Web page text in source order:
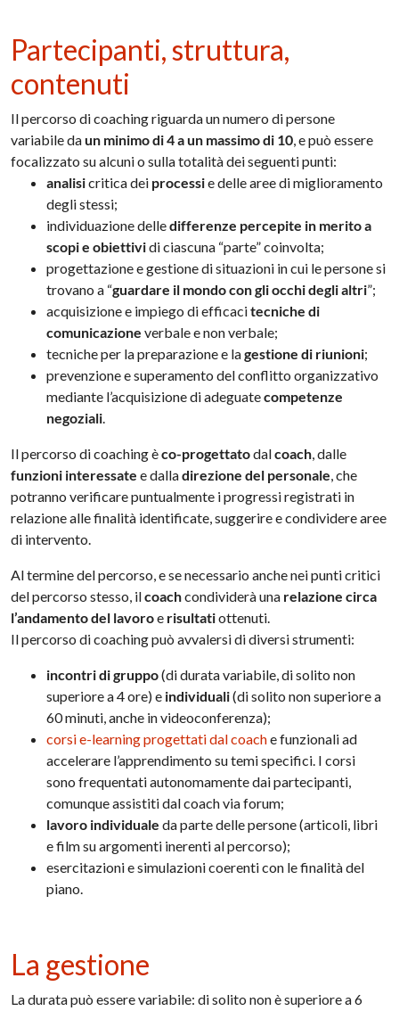
Partecipanti, struttura,
contenuti
Il percorso di coaching riguarda un numero di persone
variabile daun minimo di 4 a un massimo di 10, e può essere
focalizzato su alcuni o sulla totalità dei seguenti punti:
analisicritica dei processie delle aree di miglioramento
degli stessi;
individuazione delledifferenze percepite in merito a
scopi e obiettividi ciascuna “parte” coinvolta;
progettazione e gestione di situazioni in cui le persone si
trovano a “guardare il mondo con gli occhi degli altri”;
acquisizione e impiego di efficacitecniche di
comunicazione verbale e non verbale;
tecniche per la preparazione e lagestione di riunioni;
prevenzione e superamento del conflitto organizzativo
mediante l’acquisizione di adeguatecompetenze
negoziali.
Il percorso di coaching èco-progettatodalcoach, dalle
funzioni interessate e dalladirezione del personale, che
potranno verificare puntualmente i progressi registrati in
relazione alle finalità identificate, suggerire e condividere aree
di intervento.
Al termine del percorso, e se necessario anche nei punti critici
del percorso stesso, ilcoachcondividerà una relazione circa
l’andamento del lavoroe risultatiottenuti.
Il percorso di coaching può avvalersi di diversi strumenti:
incontri di gruppo(di durata variabile, di solito non
superiore a 4 ore) e individuali(di solito non superiore a
60 minuti, anche in videoconferenza);
corsi e-learning progettati dal coache funzionali ad
accelerare l’apprendimento su temi specifici. I corsi
sono frequentati autonomamente dai partecipanti,
comunque assistiti dal coach via forum;
lavoro individuale da parte delle persone (articoli, libri
e film su argomenti inerenti al percorso);
esercitazioni e simulazioni coerenti con le finalità del
piano.
La gestione
La durata può essere variabile: di solito non è superiore a 6